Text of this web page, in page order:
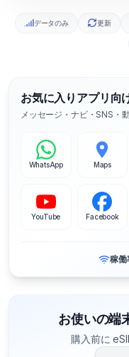
データのみ 更新
お気に入りアプリ向
メッセージ・ナビ・SNS・
WhatsApp Maps
YouTube Facebook
稼
お使いの端
購入前に